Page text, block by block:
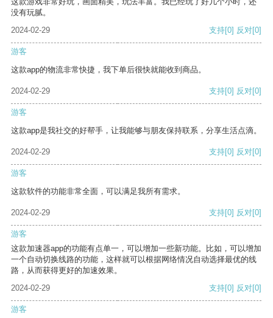
没有玩腻。
2024-02-29
支持[0] 反对[0]
游客
这款app的物流非常快捷，我下单后很快就能收到商品。
2024-02-29 支持[0] 反对[0]
游客
这款app是我社交的好帮手，让我能够与朋友保持联系，分享生活点滴。
2024-02-29 支持[0] 反对[0]
游客
这款软件的功能非常全面，可以满足我所有需求。
2024-02-29 支持[0] 反对[0]
游客
这款加速器app的功能有点单一，可以增加一些新功能。比如，可以增加
一个自动切换线路的功能，这样就可以根据网络情况自动选择最优的线
路，从而获得更好的加速效果。
2024-02-29
支持[0] 反对[0]
游客